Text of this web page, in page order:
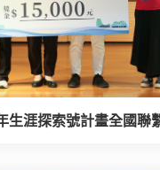
生涯探索號計畫全國聯